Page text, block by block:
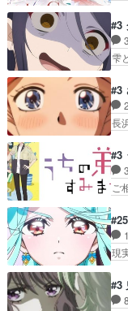
と
人
由
が
た
が
の
と
性
練
#3
雫
県
引
タ
ひ
外
ち
の
#3
長
な
的
ン
２
母
ン
設
#3
ご
家
ん
て
来
活
い
現
レ
ラ
#3